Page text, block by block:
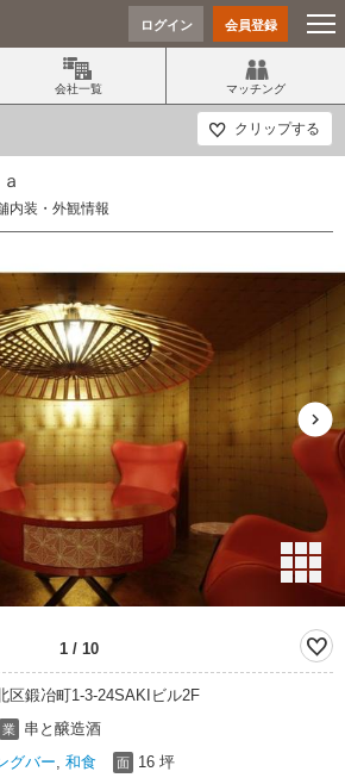
ログイン 会員登録
会社一覧 マッチング
クリップする
内装・外観情報
1/ 10
区鍛冶町1-3-24SAKIビル2F
業 串と醸造酒
グバー 和食 面 16 坪